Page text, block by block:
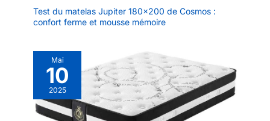
fièrement fabriqués en
Italie dans notre usine de
recevez un oreiller de
qualité et de savoir-faire
exceptionnels.
Test du matelas Jupiter 180×200 de Cosmos :
confort ferme et mousse mémoire
Mai
10
2025